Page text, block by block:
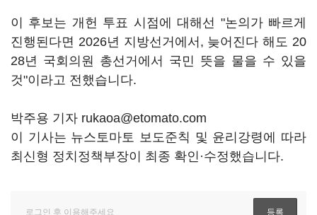
이 후보는 개헌 투표 시점에 대해선 "논의가 빠르게
진행된다면 2026년 지방선거에서, 늦어진다 해도 20
28년 국회의원 총선거에서 국민 뜻을 물을 수 있을
것"이라고 전했습니다.
박주용 기자 rukaoa@etomato.com
이 기사는 뉴스토마토 보도준칙 및 윤리강령에 따라
최신형 정치정책부장이 최종 확인·수정했습니다.